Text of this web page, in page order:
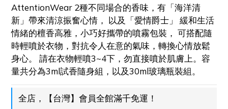
AttentionWear 2種不同場合的香味，有「海洋清
新」帶來清涼振奮心情， 以及「愛情爵士」 緩和生活
情緒的檀香高雅，小巧好攜帶的噴霧包裝， 可搭配隨
時輕噴於衣物，對抗令人在意的氣味，轉換心情放鬆
身心。 請在衣物輕噴3~4下，勿直接噴於肌膚上。容
量共分為3ml試香隨身組，以及30ml玻璃瓶裝組。
全店，【台灣】會員全館滿千免運！